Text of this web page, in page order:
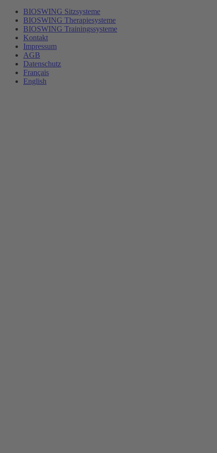
BIOSWING Sitzsysteme
BIOSWING Therapiesysteme
BIOSWING Trainingssysteme
Kontakt
Impressum
AGB
Datenschutz
Français
English